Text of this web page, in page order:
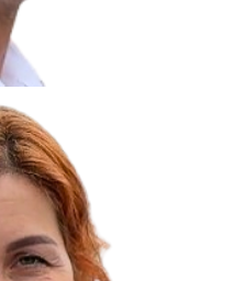
cookies na vašom
nutné pre prevádzku tejto